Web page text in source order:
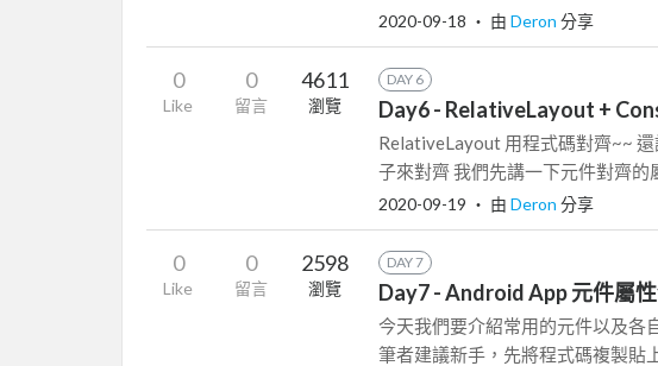
2020-09-18 ‧ 由 Deron 分享
0
Like
0
留言
4611
瀏覽
DAY 6
Day6 - RelativeLayout +
RelativeLayout 用程式碼對齊~~
子來對齊 我們先講一下元件對齊的
2020-09-19 ‧ 由 Deron 分享
0
Like
0
留言
2598
瀏覽
DAY 7
Day7 - Android App 元件屬
今天我們要介紹常用的元件以及各
筆者建議新手，先將程式碼複製貼